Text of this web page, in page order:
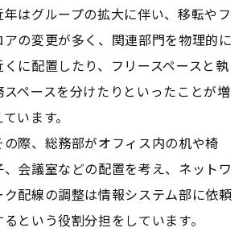
年はグループの拡大に伴い、移転やフ
アの変更が多く、関連部門を物理的に
くに配置したり、フリースペースと執
スペースを分けたりといったことが増
ています。
の際、総務部がオフィス内の机や椅
、会議室などの配置を考え、ネットワ
ク配線の調整は情報システム部に依頼
るという役割分担をしています。